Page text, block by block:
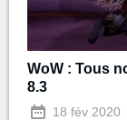
WoW : Tous
8.3
18 fév 2020